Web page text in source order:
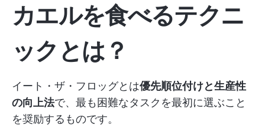
カエルを食べるテクニ
ックとは？
イート・ザ・フロッグとは優先順位付けと生産性
の向上法で、最も困難なタスクを最初に選ぶこと
を奨励するものです。